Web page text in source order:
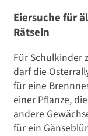
Eiersuche für
Rätseln
Für Schulkinder
darf die
für eine
einer Pflanze,
andere
für ein